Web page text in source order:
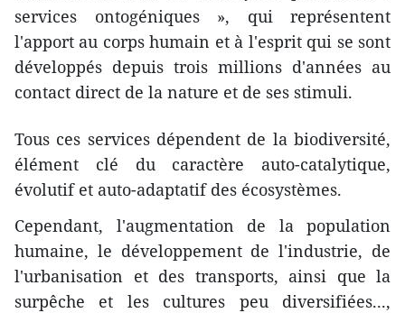
services ontogéniques », qui représentent
l'apport au corps humain et à l'esprit qui se sont
développés depuis trois millions d'années au
contact direct de la nature et de ses stimuli.
Tous ces services dépendent de la biodiversité,
élément clé du caractère auto-catalytique,
évolutif et auto-adaptatif des écosystèmes.
Cependant, l'augmentation de la population
humaine, le développement de l'industrie, de
l'urbanisation et des transports, ainsi que la
surpêche et les cultures peu diversifiées...,